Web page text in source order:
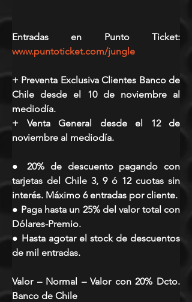
www.puntoticket.com/jungle
+ Preventa Exclusiva Clientes Banco de
Chile desde el 10 de noviembre al
mediodía.
+ Venta General desde el 12 de
noviembre al mediodía.
● 20% de descuento pagando con
tarjetas del Chile 3, 9 ó 12 cuotas sin
interés. Máximo 6 entradas por cliente.
● Paga hasta un 25% del valor total con
Dólares-Premio.
● Hasta agotar el stock de descuentos
de mil entradas.
Valor – Normal – Valor con 20% Dcto.
Banco de Chile